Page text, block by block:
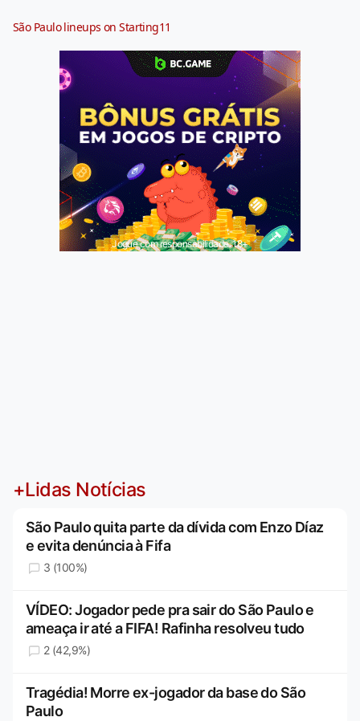
São Paulo lineups on Starting11
Jogue com responsabilidade. 18+
+Lidas Notícias
São Paulo quita parte da dívida com Enzo Díaz
e evita denúncia à Fifa
3 (100%)
VÍDEO: Jogador pede pra sair do São Paulo e
ameaça ir até a FIFA! Rafinha resolveu tudo
2 (42,9%)
Tragédia! Morre ex-jogador da base do São
Paulo